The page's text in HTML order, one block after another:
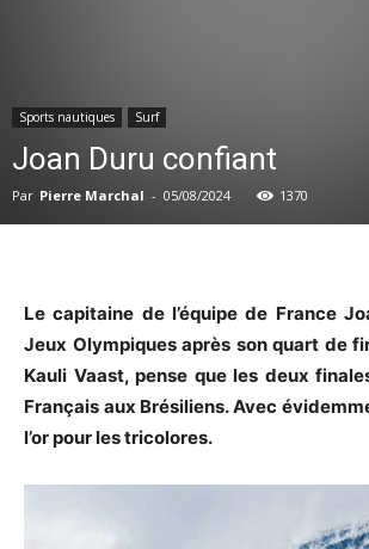
Sports nautiques Surf
Joan Duru confiant
Par Pierre Marchal - 05/08/2024 1370
Le capitaine de l’équipe de France
Jeux Olympiques après son quart de
Kauli Vaast, pense que les deux
Français aux Brésiliens. Avec
l’or pour les tricolores.